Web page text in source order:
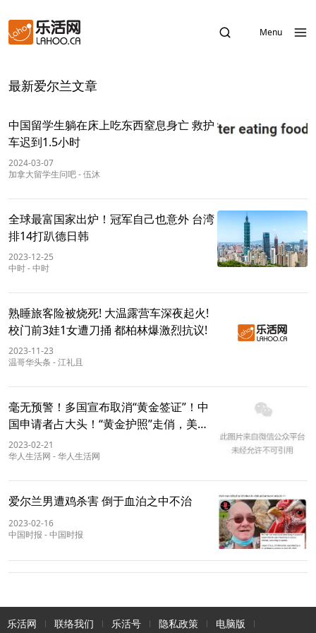
Menu
最新爱尔兰文章
中国留学生躺在床上吃东西窒息身亡 救护
车迟到1.5小时
2024-03-07
加拿大留学生问吧-伍沐
全球最富国家出炉！冠军自己也意外 台湾
排14打趴德日韩
2023-12-25
中时-中时
熟睡旅客险被烧死! 大温露营车深夜起火!
校门前3娃1女遭刀捅 都柏林爆激烈抗议!
2023-11-23
温哥华头条 -江礼且
毫无预警！多国宣布取消“黄金签证”！中
国申请者占大头！“黄金护照”走俏，美国
咨询量暴增447%
2023-02-21
​华人生活网 -​华人生活网
爱尔兰男遭鸡杀害 倒于血泊之中不治
2023-02-16
中国时报 -中国时报
乐活网 联络我们 乐活号 隐私政策 电脑版